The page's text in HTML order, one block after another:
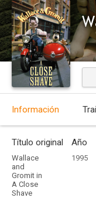
Información
Título original
Wallace
and
Gromit in
A Close
Shave
Año
1995